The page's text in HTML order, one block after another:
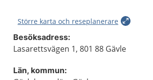
Större karta och reseplanerare
Besöksadress:
Lasarettsvägen 1, 801 88 Gävle
Län, kommun: